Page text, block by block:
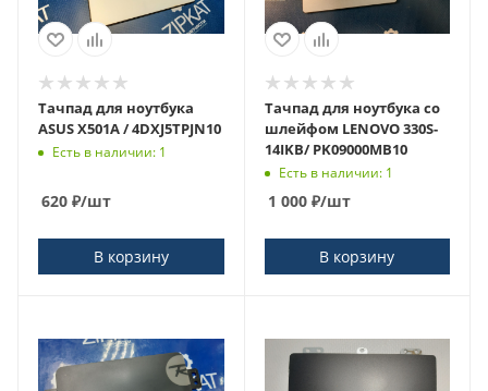
Тачпад для ноутбука
ASUS X501A / 4DXJ5TPJN10
Есть в наличии: 1
620 ₽/шт
В корзину
Тачпад для ноутбука со
шлейфом LENOVO 330S-
14IKB/ PK09000MB10
Есть в наличии: 1
1 000₽/шт
В корзину